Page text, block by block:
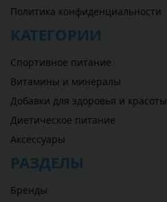
Политика конфиденциальности
КАТЕГОРИИ
Спортивное питание
Витамины и минералы
Добавки для здоровья и красоты
Диетическое питание
Аксессуары
РАЗДЕЛЫ
Бренды